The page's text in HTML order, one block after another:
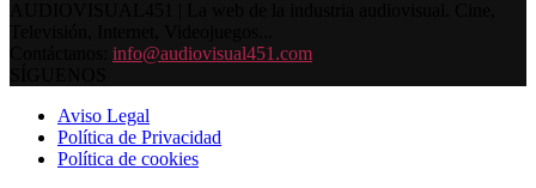
info@audiovisual451.com
Aviso Legal
Política de Privacidad
Política de cookies